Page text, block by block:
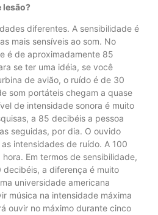
lesão?
diferentes. A sensibilidade é
mais sensíveis ao som. No
é de aproximadamente 85
se ter uma idéia, se você
de avião, o ruído é de 30
som portáteis chegam a quase
de intensidade sonora é muito
a 85 decibéis a pessoa
seguidas, por dia. O ouvido
intensidades de ruído. A 100
Em termos de sensibilidade,
a diferença é muito
universidade americana
música na intensidade máxima
ouvir no máximo durante cinco